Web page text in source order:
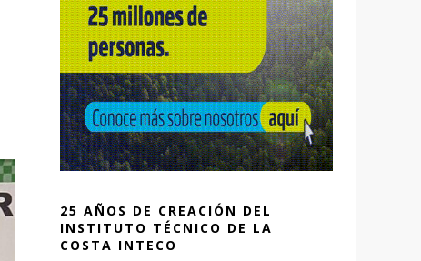
25 AÑOS DE CREACIÓN DEL
INSTITUTO TÉCNICO DE LA
COSTA INTECO